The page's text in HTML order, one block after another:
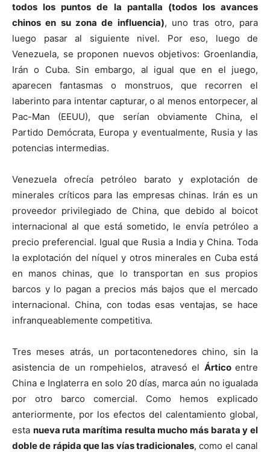
todos los puntos de la pantalla (todos los avances
chinos en su zona de influencia), uno tras otro, para
luego pasar al siguiente nivel. Por eso, luego de
Venezuela, se proponen nuevos objetivos: Groenlandia,
Irán o Cuba. Sin embargo, al igual que en el juego,
aparecen fantasmas o monstruos, que recorren el
laberinto para intentar capturar, o al menos entorpecer, al
Pac-Man (EEUU), que serían obviamente China, el
Partido Demócrata, Europa y eventualmente, Rusia y las
potencias intermedias.
Venezuela ofrecía petróleo barato y explotación de
minerales críticos para las empresas chinas. Irán es un
proveedor privilegiado de China, que debido al boicot
internacional al que está sometido, le envía petróleo a
precio preferencial. Igual que Rusia a India y China. Toda
la explotación del níquel y otros minerales en Cuba está
en manos chinas, que lo transportan en sus propios
barcos y lo pagan a precios más bajos que el mercado
internacional. China, con todas esas ventajas, se hace
infranqueablemente competitiva.
Tres meses atrás, un portacontenedores chino, sin la
asistencia de un rompehielos, atravesó el Árticoentre
China e Inglaterra en solo 20 días, marca aún no igualada
por otro barco comercial. Como hemos explicado
anteriormente, por los efectos del calentamiento global,
esta nueva ruta marítima resulta mucho más barata y el
doble de rápida que las vías tradicionales, como el canal